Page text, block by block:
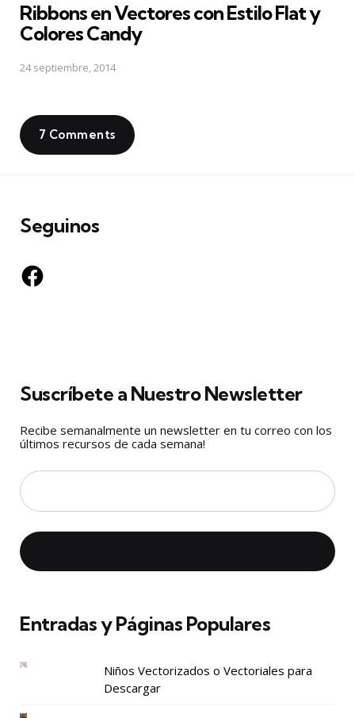
Ribbons en Vectores con Estilo Flat y
Colores Candy
24 septiembre, 2014
7 Comments
Seguinos
Facebook
Suscríbete a Nuestro Newsletter
Recibe semanalmente un newsletter en tu correo con los
últimos recursos de cada semana!
Entradas y Páginas Populares
Niños Vectorizados o Vectoriales para
Descargar